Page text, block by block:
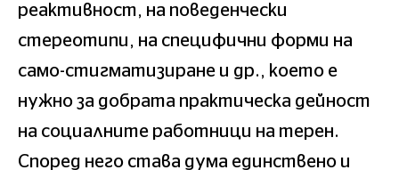
реактивност, на поведенчески
стереотипи, на специфични форми на
само-стигматизиране и др., което е
нужно за добрата практическа дейност
на социалните работници на терен.
Според него става дума единствено и